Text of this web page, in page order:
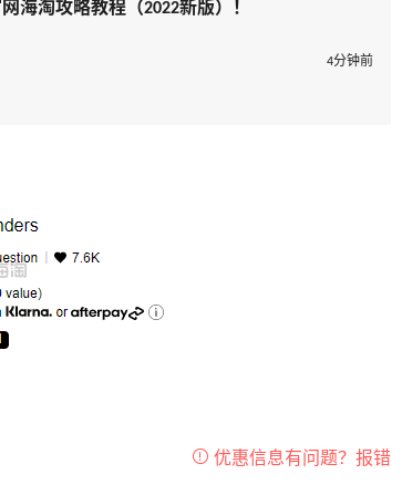
海淘攻略教程（2022新版）！
4分钟前
Base Blu
iHerb ：88全球好物节！选购日常保健、
62人获得返利